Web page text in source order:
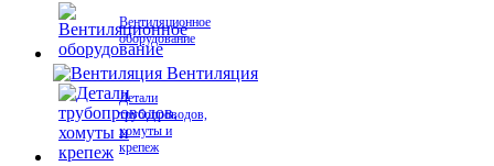
Вентиляционное
оборудование
Вентиляция
Детали
трубопроводов,
хомуты и
крепеж